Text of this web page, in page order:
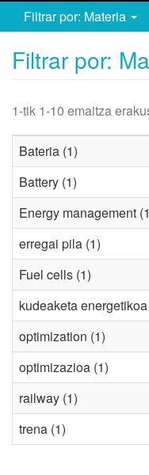
Filtrar por: Materia
Filtrar por:
1-tik 1-10 emaitza
Bateria (1)
Battery (1)
Energy management
erregai pila (1)
Fuel cells (1)
kudeaketa
optimization (1)
optimizazioa (1)
railway (1)
trena (1)